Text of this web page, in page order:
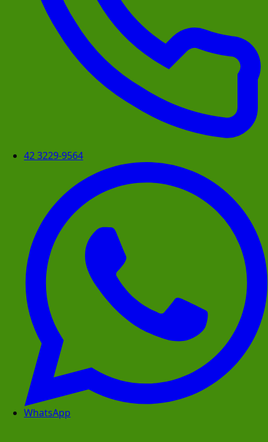
42 3229-9564
WhatsApp